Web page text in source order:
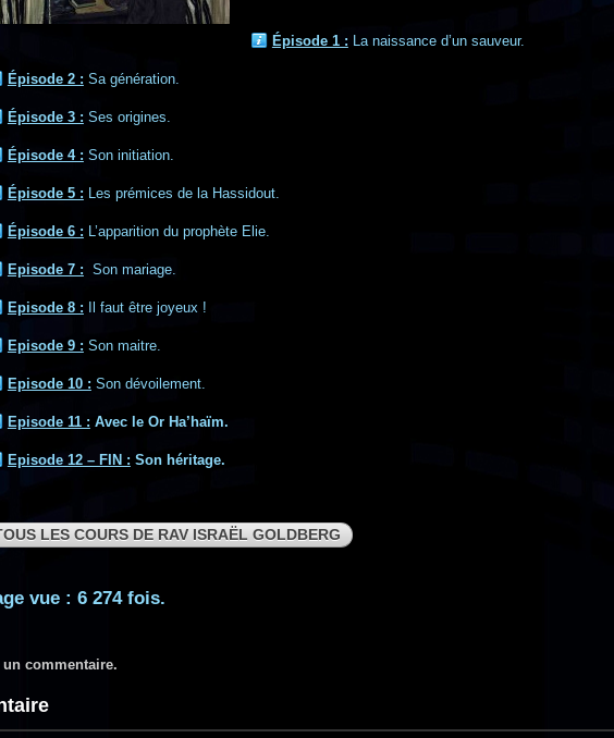
Épisode 1 : La naissance d’un sauveur.
Épisode 2 : Sa génération.
Épisode 3 : Ses origines.
Épisode 4 : Son initiation.
Épisode 5 : Les prémices de la Hassidout.
Épisode 6 : L’apparition du prophète Elie.
Episode 7 : Son mariage.
Episode 8 : Il faut être joyeux !
Episode 9 : Son maitre.
Episode 10 : Son dévoilement.
Episode 11 : Avec le Or Ha’haïm.
Episode 12 – FIN : Son héritage.
LES COURS DE RAV ISRAËL GOLDBERG
vue : 6 274 fois.
commentaire.